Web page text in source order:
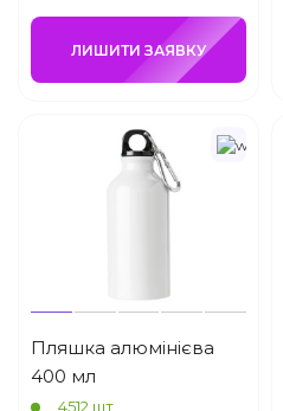
ЛИШИТИ ЗАЯВКУ
Пляшка алюмінієва
400 мл
4512 шт.